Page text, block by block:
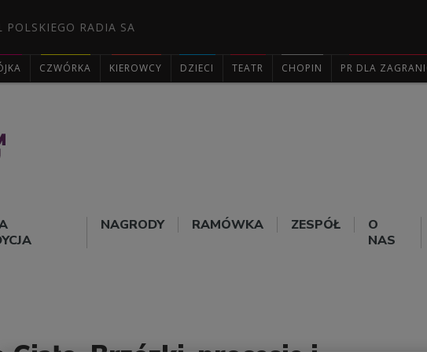
POLSKIEGO RADIA SA
CZWÓRKA KIEROWCY DZIECI TEATR CHOPIN PR DLA
NAGRODY RAMÓWKA ZESPÓŁ
O
NAS